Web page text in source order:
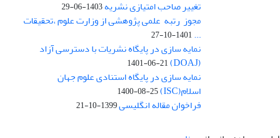
تغییر صاحب امتیازی نشریه1403-06-29
مجوز رتبه علمی پژوهشی از وزارت علوم ،تحقیقات
...
1401-10-27
نمایه سازی در پایگاه نشریات با دسترسی آزاد
(DOAJ)
1401-06-21
نمایه سازی در پایگاه استنادی علوم جهان
اسلام(ISC)
1400-08-25
فراخوان مقاله انگلیسی1399-10-21